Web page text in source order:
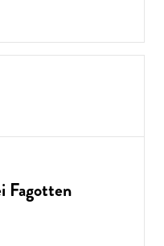
Fagotten